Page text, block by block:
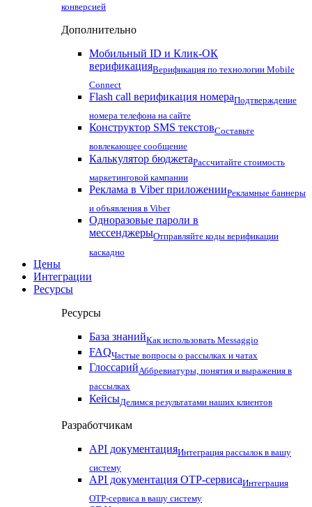
конверсией
Дополнительно
Мобильный ID и Клик-ОК
верификацияВерификация по технологии Mobile
Connect
Flash call верификация номераПодтверждение
номера телефона на сайте
Конструктор SMS текстовСоставьте
вовлекающее сообщение
Калькулятор бюджетаРассчитайте стоимость
маркетинговой кампании
Реклама в Viber приложенииРекламные баннеры
и объявления в Viber
Одноразовые пароли в
мессенджерыОтправляйте коды верификации
каскадно
Цены
Интеграции
Ресурсы
Ресурсы
База знанийКак использовать Messaggio
FAQЧастые вопросы о рассылках и чатах
ГлоссарийАббревиатуры, понятия и выражения в
рассылках
КейсыДелимся результатами наших клиентов
Разработчикам
API документацияИнтеграция рассылок в вашу
систему
API документация OTP-сервисаИнтеграция
OTP-сервиса в вашу систему